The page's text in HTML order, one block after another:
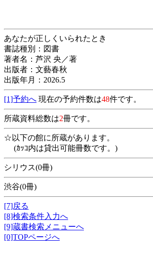
あなたが正しくいられたとき
書誌種別：図書
著者名：芦沢 央／著
出版者：文藝春秋
出版年月：2026.5
[1]予約へ 現在の予約件数は48件です。
所蔵資料総数は2冊です。
☆以下の館に所蔵があります。
(ｶｯｺ内は貸出可能冊数です。)
シリウス(0冊)
渋谷(0冊)
[7]戻る
[8]検索条件入力へ
[9]蔵書検索メニューへ
[0]TOPページへ